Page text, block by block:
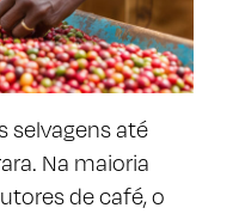
selvagens até
Na maioria
de café, o